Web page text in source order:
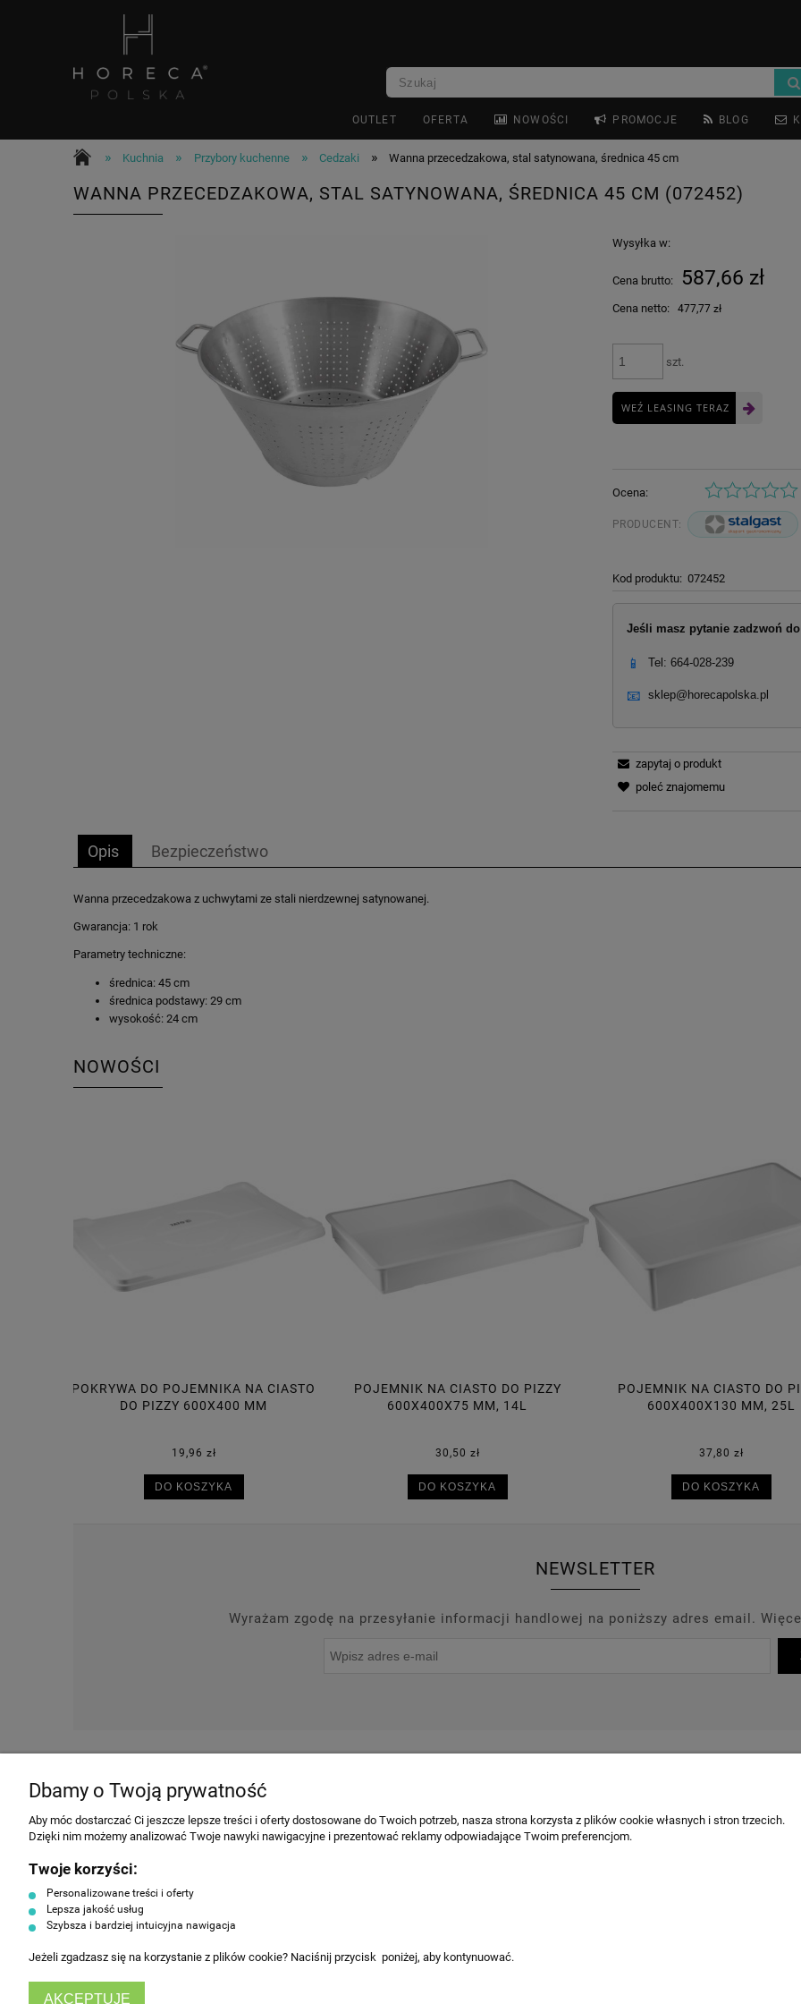
OUTLET OFERTA NOWOŚCI PROMOCJE BLOG
» Kuchnia » Przybory kuchenne » Cedzaki » Wanna przecedzakowa, stal satynowana, średnica 45 cm
WANNA PRZECEDZAKOWA, STAL SATYNOWANA, ŚREDNICA 45 CM (072452)
Wysyłka w:
Cena brutto: 587,66 zł
Cena netto: 477,77 zł
szt.
WEŹ LEASING TERAZ
Ocena:
PRODUCENT:
Kod produktu: 072452
Jeśli masz pytanie zadzwoń
📱 Tel: 664-028-239
📧 sklep@horecapolska.pl
zapytaj o produkt
poleć znajomemu
Opis Bezpieczeństwo
Wanna przecedzakowa z uchwytami ze stali nierdzewnej satynowanej.
Gwarancja: 1 rok
Parametry techniczne:
średnica: 45 cm
średnica podstawy: 29 cm
wysokość: 24 cm
NOWOŚCI
POJEMNIK NA CIASTO DO PIZZY
600X400X75 MM, 14L
30,50 zł
DO KOSZYKA
POJEMNIK NA CIASTO DO PIZZY
600X400X130 MM, 25L
37,80 zł
DO KOSZYKA
POJEMNIK NA CIASTO DO
600X400X95 MM, 18L
34,70 zł
DO KOSZYKA
NEWSLETTER
Wyrażam zgodę na przesyłanie informacji handlowej na poniższy adres email.
O NAS NOWOŚCI PROMOCJE PRODUCENCI OUTLET BLOG
INFORMACJE
Producenci
Polityka prywatności
Koszty dostawy
Tabela rozmiarów ubrań
HorecaEurope
OBSŁUGA KLIENTA
Dbamy o Twoją prywatność
Aby móc dostarczać Ci jeszcze lepsze treści i oferty dostosowane do Twoich potrzeb, nasza strona korzysta z plików cookie własnych i stron trzecich.
Dzięki nim możemy analizować Twoje nawyki nawigacyjne i prezentować reklamy odpowiadające Twoim preferencjom.
Twoje korzyści:
Personalizowane treści i oferty
Lepsza jakość usług
Szybsza i bardziej intuicyjna nawigacja
Jeżeli zgadzasz się na korzystanie z plików cookie? Naciśnij przycisk poniżej, aby kontynuować.
AKCEPTUJĘ